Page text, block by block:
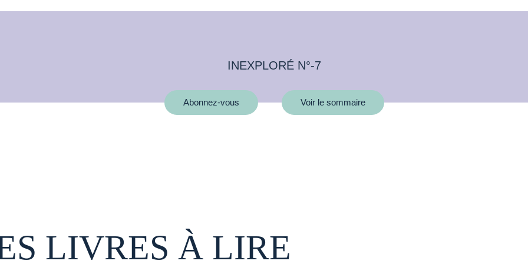
INEXPLORÉ N°-7
Abonnez-vous Voir le sommaire
LIVRES À LIRE